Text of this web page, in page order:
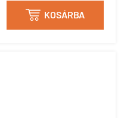
 KOSÁRBA